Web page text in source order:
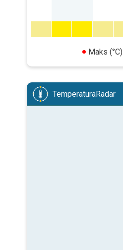
Maks (°C)
TemperaturaRadar